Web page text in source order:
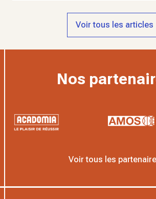
Voir tous les articles
Nos
Voir tous les